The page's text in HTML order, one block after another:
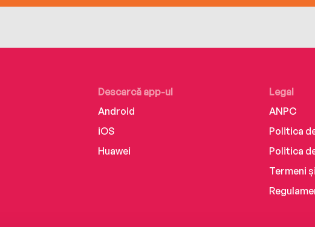
Descarcă app-ul
Android
iOS
Huawei
Legal
ANPC
Politica
Politica
Termeni